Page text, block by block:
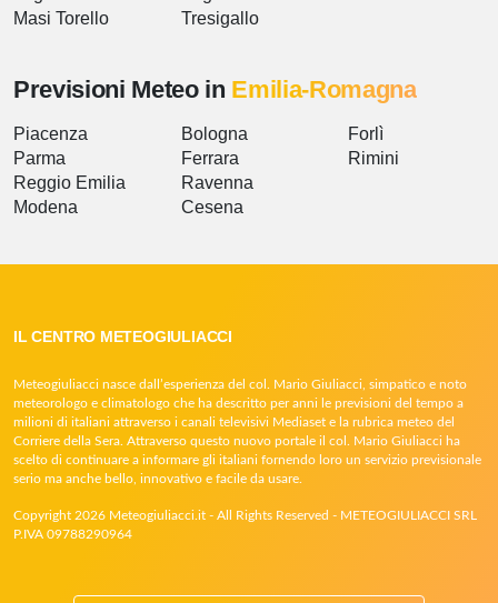
Masi Torello
Tresigallo
Previsioni Meteo in Emilia-Romagna
Piacenza
Parma
Reggio Emilia
Modena
Bologna
Ferrara
Ravenna
Cesena
Forlì
Rimini
IL CENTRO METEOGIULIACCI
Meteogiuliacci nasce dall’esperienza del col. Mario Giuliacci, simpatico e noto
meteorologo e climatologo che ha descritto per anni le previsioni del tempo a
milioni di italiani attraverso i canali televisivi Mediaset e la rubrica meteo del
Corriere della Sera. Attraverso questo nuovo portale il col. Mario Giuliacci ha
scelto di continuare a informare gli italiani fornendo loro un servizio previsionale
serio ma anche bello, innovativo e facile da usare.
Copyright 2026 Meteogiuliacci.it - All Rights Reserved - METEOGIULIACCI SRL
P.IVA 09788290964